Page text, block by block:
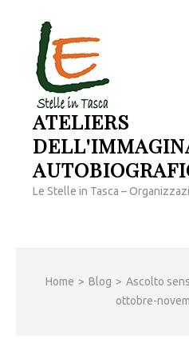
contenuto
(premi
invio)
ATELIERS
Le Stelle in Tasca –
Home > Blog > Ascolto
ottobre-